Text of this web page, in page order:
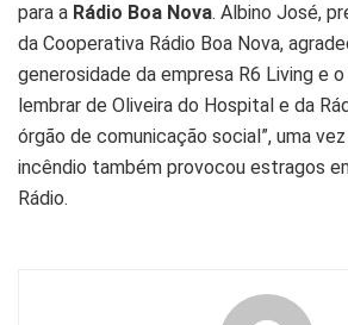
para a Rádio Boa Nova. Albino José,
da Cooperativa Rádio Boa Nova,
generosidade da empresa R6 Living e
lembrar de Oliveira do Hospital e da
órgão de comunicação social”, uma
incêndio também provocou estragos
Rádio.